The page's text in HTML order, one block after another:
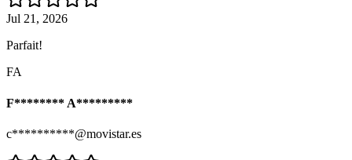
Jul 21, 2026
Parfait!
FA
F******** A*********
c**********@movistar.es